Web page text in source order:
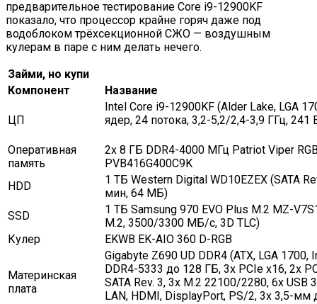
предварительное тестирование Core i9-12900KF
показало, что процессор крайне горяч даже под
водоблоком трёхсекционной СЖО — воздушным
кулерам в паре с ним делать нечего.
Займи, но купи
Компонент
Название
ЦП
Intel Core i9-12900KF (Alder Lake, LGA
ядер, 24 потока, 3,2-5,2/2,4-3,9 ГГц, 241
Оперативная
память
2x 8 ГБ DDR4-4000 МГц Patriot Viper
PVB416G400C9K
HDD
1 ТБ Western Digital WD10EZEX (SATA
мин, 64 МБ)
SSD
1 ТБ Samsung 970 EVO Plus M.2 MZ-
M.2, 3500/3300 МБ/с, 3D TLC)
Кулер
EKWB EK-AIO 360 D-RGB
Материнская
плата
Gigabyte Z690 UD DDR4 (ATX, LGA 1700,
DDR4-5333 до 128 ГБ, 3x PCIe x16, 2x
SATA Rev. 3, 3x M.2 22100/2280, 6x USB
LAN, HDMI, DisplayPort, PS/2, 3x 3,5-мм